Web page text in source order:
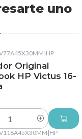
uno
|HP
Original
HP Victus 16-
|HP